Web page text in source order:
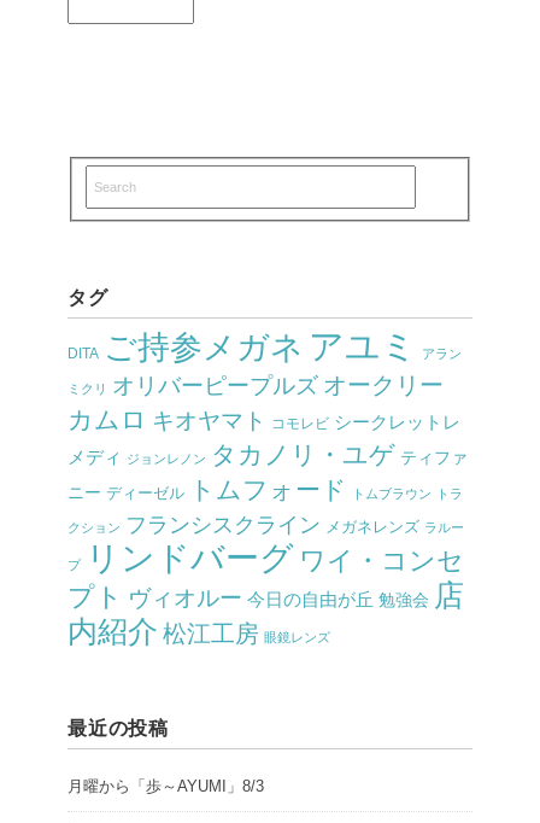
タグ
DITA ご持参メガネ アユミ アラン
ミクリ オリバーピープルズ オークリー
カムロ キオヤマト コモレビ シークレットレ
メディ
ジョンレノン タカノリ・ユゲ ティファ
ニー ディーゼル トムフォード トムブラウン トラ
クション フランシスクライン メガネレンズ ラルー
プ リンドバーグ ワイ・コンセ
プト ヴィオルー 今日の自由が丘 勉強会 店
内紹介 松江工房 眼鏡レンズ
最近の投稿
月曜から「歩～AYUMI」8/3